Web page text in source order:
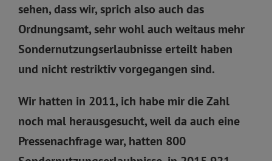
sehen, dass wir, sprich also auch das
Ordnungsamt, sehr wohl auch weitaus mehr
Sondernutzungserlaubnisse erteilt haben
und nicht restriktiv vorgegangen sind.
Wir hatten in 2011, ich habe mir die Zahl
noch mal herausgesucht, weil da auch eine
Pressenachfrage war, hatten 800